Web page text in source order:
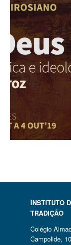
INSTITUTO
TRADIÇÃO
Colégio
Campolide,